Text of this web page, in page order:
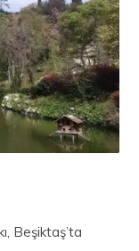
Beşiktaş’ta